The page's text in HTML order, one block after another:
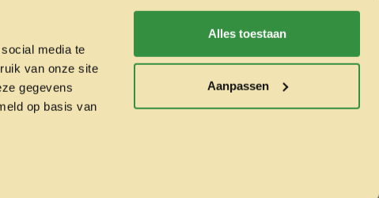
media te
van onze site
gegevens
op basis van
Alles toestaan
Aanpassen